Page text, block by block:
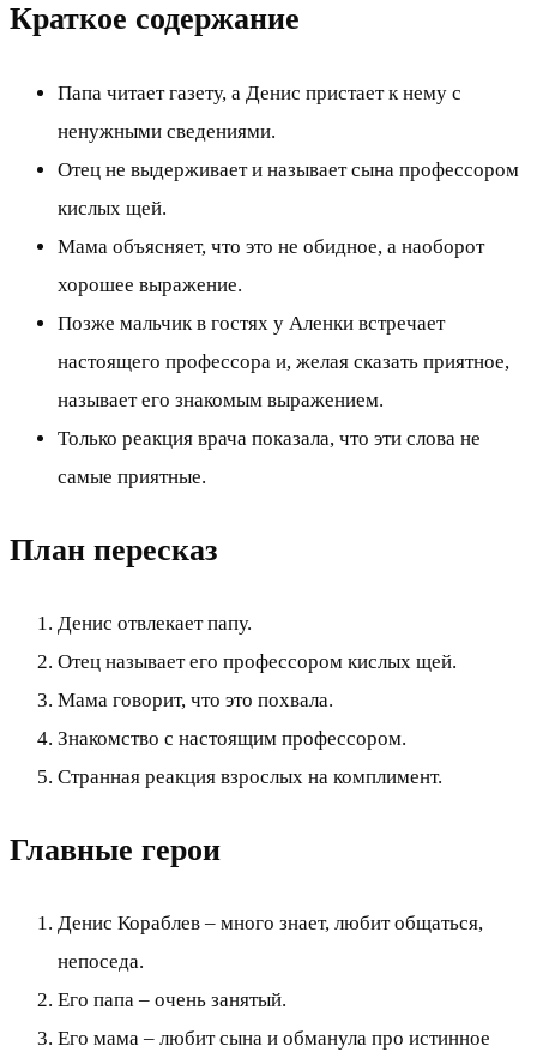
Краткое содержание
Папа читает газету, а Денис пристает к нему с
ненужными сведениями.
Отец не выдерживает и называет сына профессором
кислых щей.
Мама объясняет, что это не обидное, а наоборот
хорошее выражение.
Позже мальчик в гостях у Аленки встречает
настоящего профессора и, желая сказать приятное,
называет его знакомым выражением.
Только реакция врача показала, что эти слова не
самые приятные.
План пересказ
Денис отвлекает папу.
Отец называет его профессором кислых щей.
Мама говорит, что это похвала.
Знакомство с настоящим профессором.
Странная реакция взрослых на комплимент.
Главные герои
Денис Кораблев – много знает, любит общаться,
непоседа.
Его папа – очень занятый.
Его мама – любит сына и обманула про истинное